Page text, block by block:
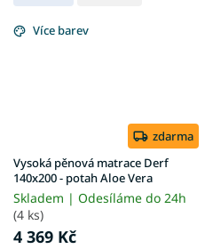
Více barev
zdarma
Vysoká pěnová matrace Derf
140x200 - potah Aloe Vera
Skladem | Odesíláme do 24h
(4 ks)
4 369 Kč